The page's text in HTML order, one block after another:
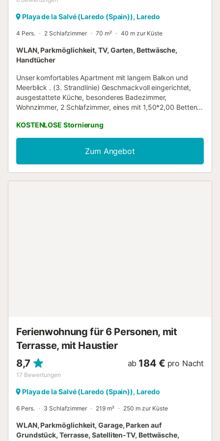
Playa de la Salvé (Laredo (Spain)), Laredo
4 Pers. 2 Schlafzimmer 70 m² 40 m zur Küste
WLAN, Parkmöglichkeit, TV, Garten, Bettwäsche,
Handtücher
Unser komfortables Apartment mit langem Balkon und
Meerblick . (3. Strandlinie) Geschmackvoll eingerichtet,
ausgestattete Küche, besonderes Badezimmer,
Wohnzimmer, 2 Schlafzimmer, eines mit 1,50*2,00 Betten
Touch, bietet Platz für 4 Personen...
KOSTENLOSE Stornierung
Zum Angebot
Ferienwohnung für 6 Personen, mit
Terrasse, mit Haustier
8,7
17 Bewertungen
ab 184 € pro Nacht
Playa de la Salvé (Laredo (Spain)), Laredo
6 Pers. 3 Schlafzimmer 219 m² 250 m zur Küste
WLAN, Parkmöglichkeit, Garage, Parken auf
Grundstück, Terrasse, Satelliten-TV, Bettwäsche,